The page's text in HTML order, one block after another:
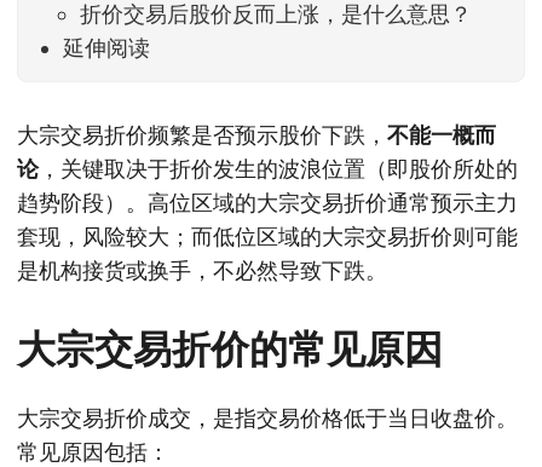
折价交易后股价反而上涨，是什么意思？
延伸阅读
大宗交易折价频繁是否预示股价下跌， 不能一概而
论，关键取决于折价发生的波浪位置（即股价所处的
趋势阶段）。高位区域的大宗交易折价通常预示主力
套现，风险较大；而低位区域的大宗交易折价则可能
是机构接货或换手，不必然导致下跌。
大宗交易折价的常见原因
大宗交易折价成交，是指交易价格低于当日收盘价。
常见原因包括：